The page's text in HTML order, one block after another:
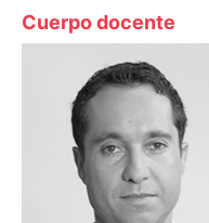
Cuerpo docente